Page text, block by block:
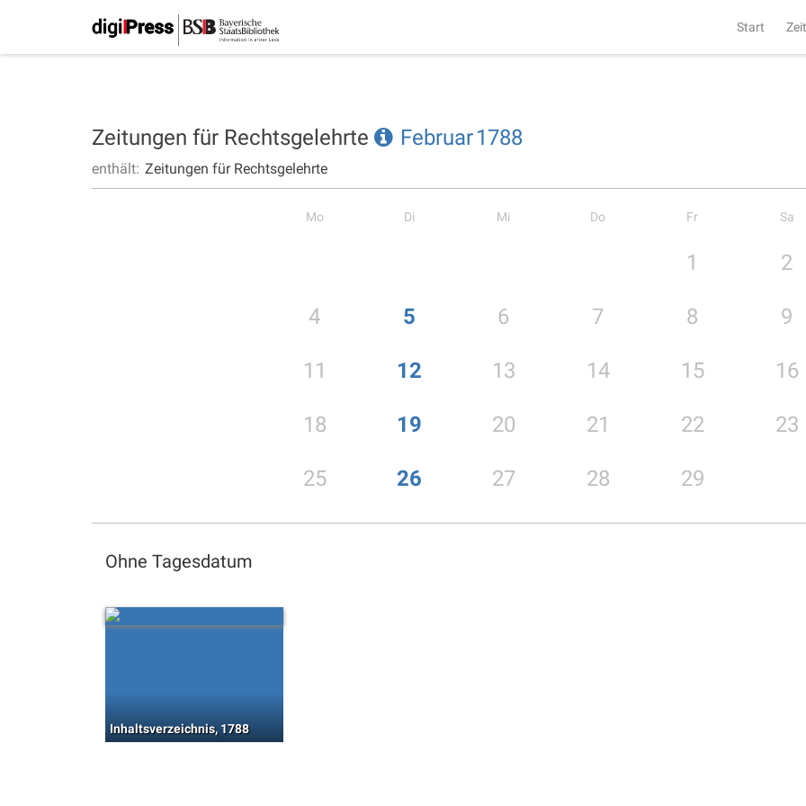
Start
Zeitungen für Rechtsgelehrte Februar1788
enthält: Zeitungen für Rechtsgelehrte
Mo Di Mi Do Fr Sa
1 2
4 5 6 7 8 9
11 12 13 14 15 16
18 19 20 21 22 23
25 26 27 28 29
Ohne Tagesdatum
Inhaltsverzeichnis, 1788